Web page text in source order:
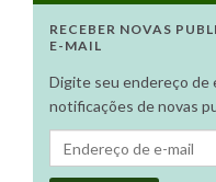
RECEBER NOVAS
E-MAIL
Digite seu endereço de
notificações de novas
Endereço de e-mail